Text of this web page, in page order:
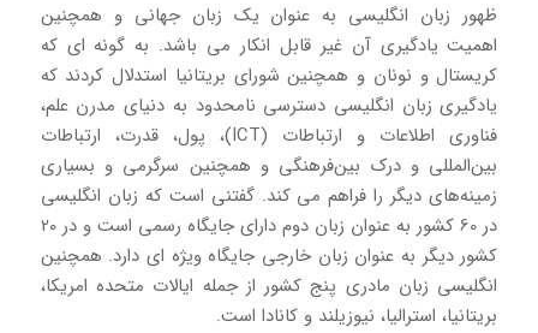
ظهور زبان انگلیسی به عنوان یک زبان جهانی و همچنین
اهمیت یادگیری آن غیر قابل انکار می باشد. به گونه ای که
کریستال و نونان و همچنین شورای بریتانیا استدلال کردند که
یادگیری زبان انگلیسی دسترسی نامحدود به دنیای مدرن علم،
فناوری اطلاعات و ارتباطات (ICT)، پول، قدرت، ارتباطات
بین‌المللی و درک بین‌فرهنگی و همچنین سرگرمی و بسیاری
زمینه‌های دیگر را فراهم می کند. گفتنی است که زبان انگلیسی
در 60 کشور به عنوان زبان دوم دارای جایگاه رسمی است و در 20
کشور دیگر به عنوان زبان خارجی جایگاه ویژه ای دارد. همچنین
انگلیسی زبان مادری پنج کشور از جمله ایالات متحده امریکا،
بریتانیا، استرالیا، نیوزیلند و کانادا است.